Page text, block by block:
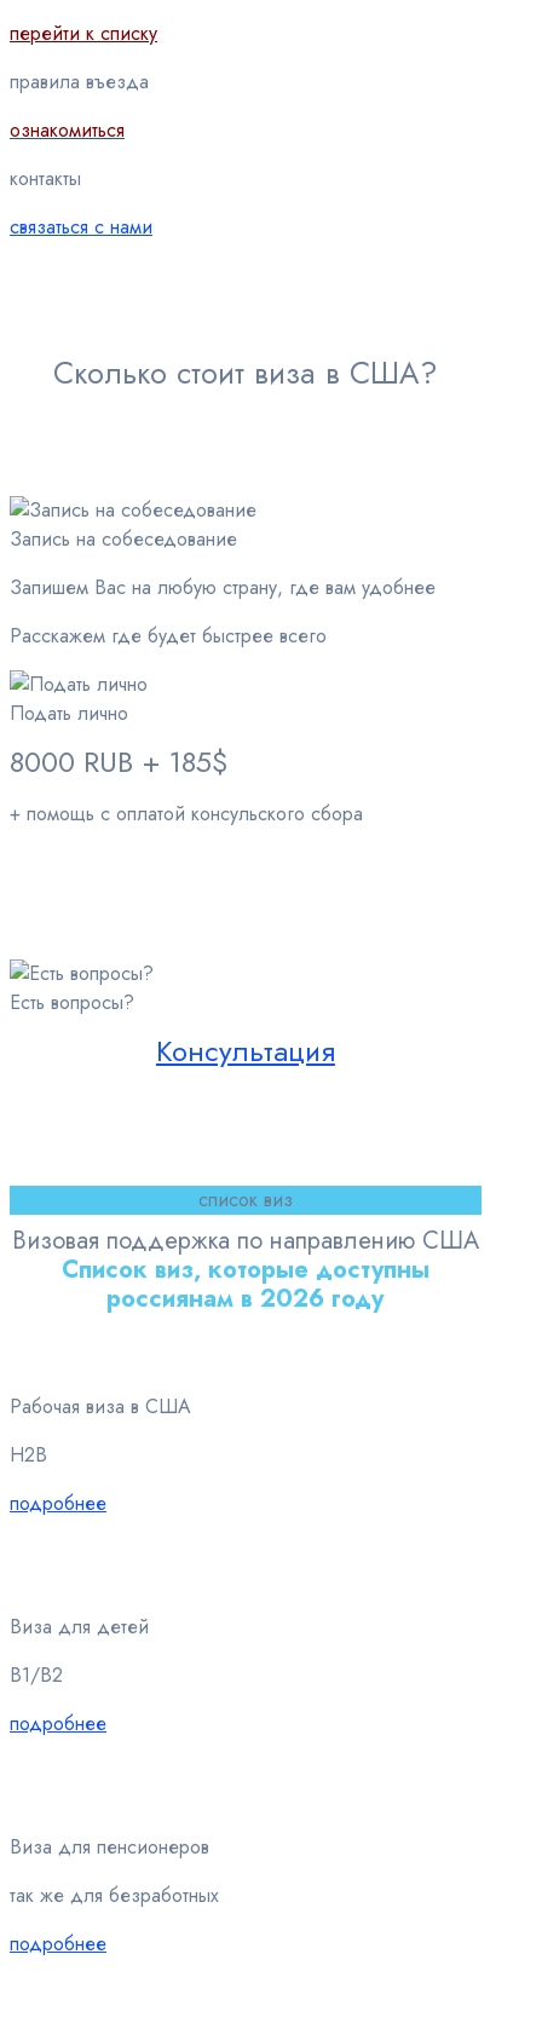
перейти к списку
правила въезда
ознакомиться
контакты
связаться с нами
Сколько стоит виза в США?
Запись на собеседование
Запишем Вас на любую страну, где вам удобнее
Расскажем где будет быстрее всего
Подать лично
8000 RUB + 185$
+ помощь с оплатой консульского сбора
Есть вопросы?
Консультация
список виз
Визовая поддержка по направлению США
Список виз, которые доступны
россиянам в 2026 году
Рабочая виза в США
H2B
подробнее
Виза для детей
B1/B2
подробнее
Виза для пенсионеров
так же для безработных
подробнее